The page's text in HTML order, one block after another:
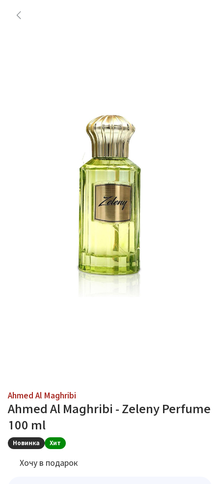
Ahmed Al Maghribi
Ahmed Al Maghribi - Zeleny Perfume
100 ml
Новинка Хит
Хочу в подарок